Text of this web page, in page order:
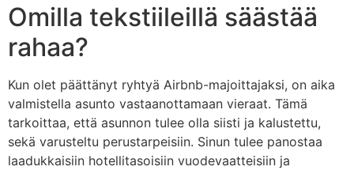
Omilla tekstiileillä säästää
rahaa?
Kun olet päättänyt ryhtyä Airbnb-majoittajaksi, on aika
valmistella asunto vastaanottamaan vieraat. Tämä
tarkoittaa, että asunnon tulee olla siisti ja kalustettu,
sekä varusteltu perustarpeisiin. Sinun tulee panostaa
laadukkaisiin hotellitasoisiin vuodevaatteisiin ja